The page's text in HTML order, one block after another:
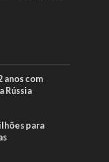
anos com
Rússia
para